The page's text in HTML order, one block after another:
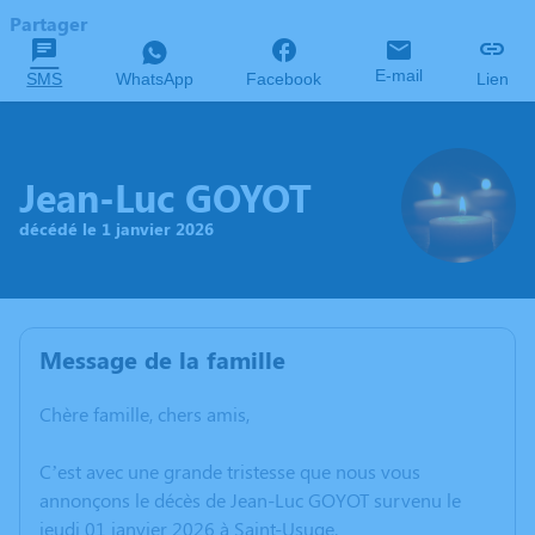
Partager
SMS WhatsApp Facebook E-mail Lien
Jean-Luc GOYOT
décédé le 1 janvier 2026
Message de la famille
Chère famille, chers amis,
C’est avec une grande tristesse que nous vous
annonçons le décès de Jean-Luc GOYOT survenu le
jeudi 01 janvier 2026 à Saint-Usuge.